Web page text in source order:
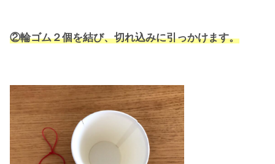
②輪ゴム２個を結び、切れ込みに引っかけます。